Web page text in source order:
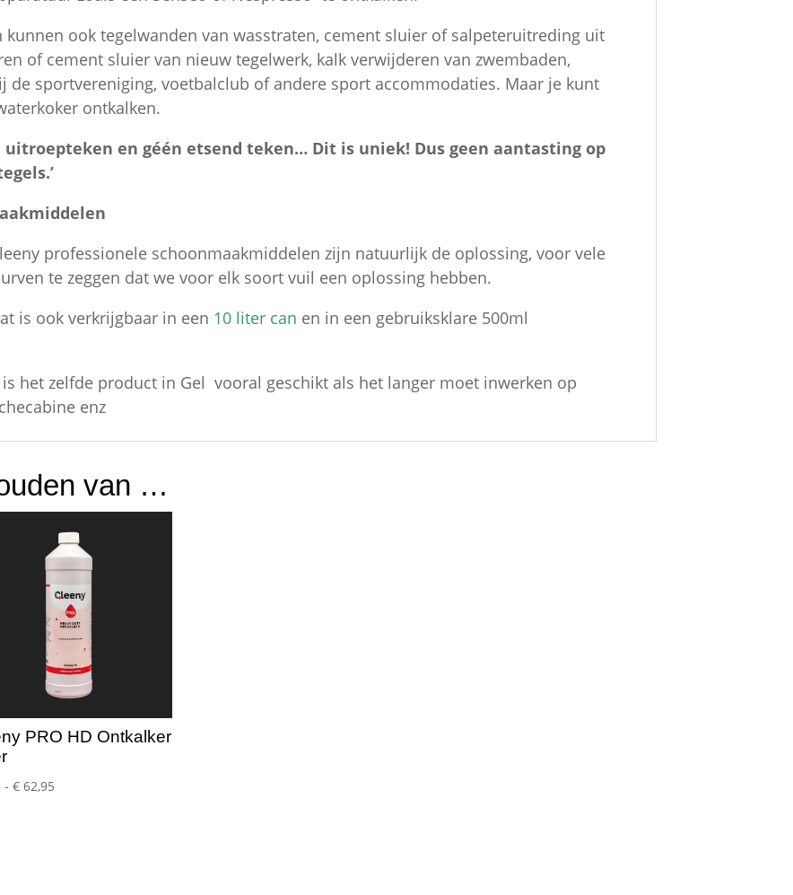
ook tegelwanden van wasstraten, cement sluier of salpeteruitreding uit
of cement sluier van nieuw tegelwerk, kalk verwijderen van zwembaden,
de sportvereniging, voetbalclub of andere sport accommodaties. Maar je kunt
ontkalken.
en géén etsend teken… Dit is uniek! Dus geen aantasting op
professionele schoonmaakmiddelen zijn natuurlijk de oplossing, voor vele
te zeggen dat we voor elk soort vuil een oplossing hebben.
is ook verkrijgbaar in een 10 liter can en in een gebruiksklare 500ml
is het zelfde product in Gel vooral geschikt als het langer moet inwerken op
enz
van …
PRO HD Ontkalker
- €62,95Prijsklasse: